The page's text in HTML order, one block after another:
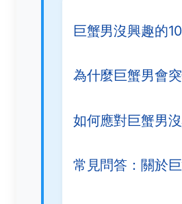
巨蟹男沒興趣的
為什麼巨蟹男會
如何應對巨蟹男
常見問答：關於